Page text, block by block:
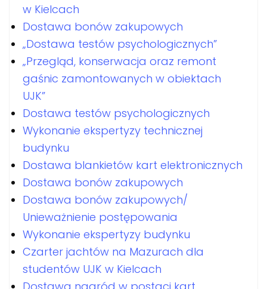
w Kielcach
Dostawa bonów zakupowych
„Dostawa testów psychologicznych”
„Przegląd, konserwacja oraz remont
gaśnic zamontowanych w obiektach
UJK”
Dostawa testów psychologicznych
Wykonanie ekspertyzy technicznej
budynku
Dostawa blankietów kart elektronicznych
Dostawa bonów zakupowych
Dostawa bonów zakupowych/
Unieważnienie postępowania
Wykonanie ekspertyzy budynku
Czarter jachtów na Mazurach dla
studentów UJK w Kielcach
Dostawa nagród w postaci kart